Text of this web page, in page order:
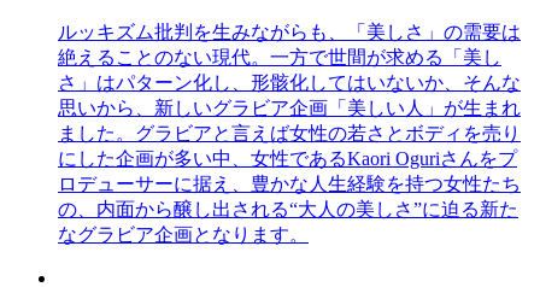
ルッキズム批判を生みながらも、「美しさ」の需要は
絶えることのない現代。一方で世間が求める「美し
さ」はパターン化し、形骸化してはいないか、そんな
思いから、新しいグラビア企画「美しい人」が生まれ
ました。グラビアと言えば女性の若さとボディを売り
にした企画が多い中、女性であるKaori Oguriさんをプ
ロデューサーに据え、豊かな人生経験を持つ女性たち
の、内面から醸し出される“大人の美しさ”に迫る新た
なグラビア企画となります。